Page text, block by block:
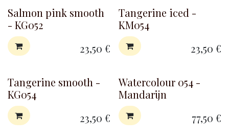
Salmon pink smooth
- KG052
23,50 €
Tangerine iced -
KM054
23,50 €
Tangerine smooth -
KG054
23,50 €
Watercolour 054 -
Mandarijn
77,50 €